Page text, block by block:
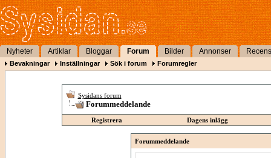
Nyheter Artiklar Bloggar Forum Bilder Annonser
Bevakningar Inställningar Sök i forum Forumregler
Sysidans forum
Forummeddelande
Registrera Dagens inlägg
Forummeddelande